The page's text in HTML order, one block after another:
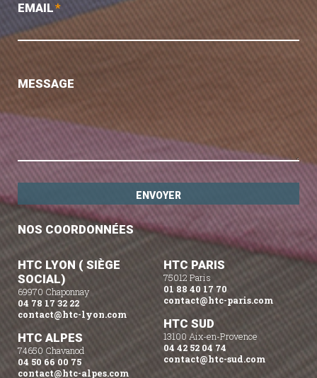
EMAIL*
MESSAGE
NOS COORDONNÉES
HTC LYON ( SIÈGE
SOCIAL)
69970 Chaponnay
04 78 17 32 22
contact@htc-lyon.com
HTC ALPES
74650 Chavanod
04 50 66 00 75
contact@htc-alpes.com
HTC PARIS
75012 Paris
01 88 40 17 70
contact@htc-paris.com
HTC SUD
13100 Aix-en-Provence
04 42 52 04 74
contact@htc-sud.com